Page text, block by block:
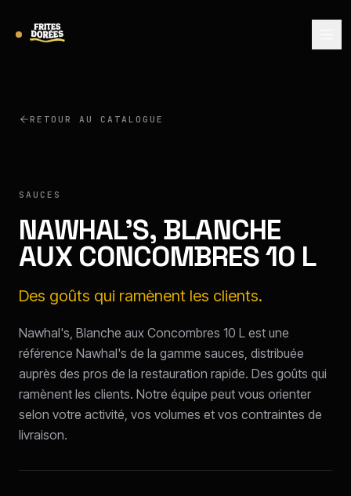
RETOUR AU CATALOGUE
SAUCES
NAWHAL'S, BLANCHE
AUX CONCOMBRES 10 L
Des goûts qui ramènent les clients.
Nawhal's, Blanche aux Concombres 10 L est une
référence Nawhal's de la gamme sauces, distribuée
auprès des pros de la restauration rapide. Des goûts qui
ramènent les clients. Notre équipe peut vous orienter
selon votre activité, vos volumes et vos contraintes de
livraison.